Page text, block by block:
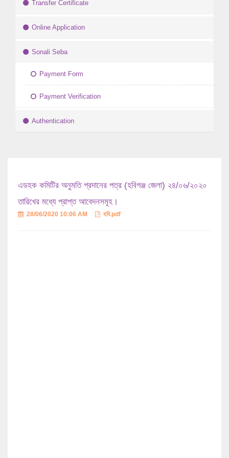
Transfer Certificate
Online Application
Sonali Seba
Payment Form
Payment Verification
Authentication
এডহক কমিটির অনুমতি প্রদানের পত্র (হবিগঞ্জ জেলা) ২৪/০৬/২০২০
তারিখের মধ্যে প্রাপ্ত আবেদনসমূহ।
28/06/2020 10:06 AM হবি.pdf